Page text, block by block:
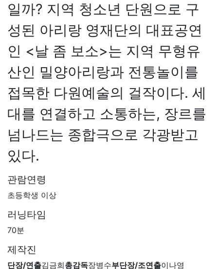
일까? 지역 청소년 단원으로 구
성된 아리랑 영재단의 대표공연
인 <날 좀 보소>는 지역 무형유
산인 밀양아리랑과 전통놀이를
접목한 다원예술의 걸작이다. 세
대를 연결하고 소통하는, 장르를
넘나드는 종합극으로 각광받고
있다.
관람연령
초등학생 이상
러닝타임
70분
제작진
단장/연출김금희총감독장병수부단장/조연출이나영